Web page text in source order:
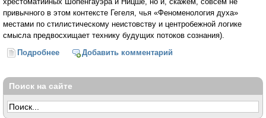
привычного в этом контексте Гегеля, чья «Феноменология духа»
местами по стилистическому неистовству и центробежной логике
смысла предвосхищает технику будущих потоков сознания).
Подробнее о О трех превращениях философии в России (Карен
Добавить комментарий
Поиск на сайте